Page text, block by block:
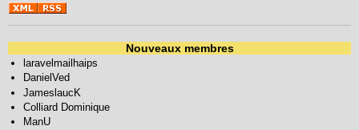
Nouveaux membres
laravelmailhaips
DanielVed
JameslaucK
Colliard Dominique
ManU